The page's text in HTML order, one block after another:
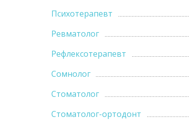
Психотерапевт
Ревматолог
Рефлексотерапевт
Сомнолог
Стоматолог
Стоматолог-ортодонт